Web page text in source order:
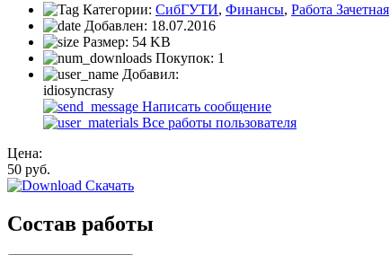
Категории: СибГУТИ, Финансы, Работа Зачетная
Добавлен: 18.07.2016
Размер: 54 KB
Покупок: 1
Добавил:
idiosyncrasy
Написать сообщение
Все работы пользователя
Цена:
50 руб.
Скачать
Состав работы